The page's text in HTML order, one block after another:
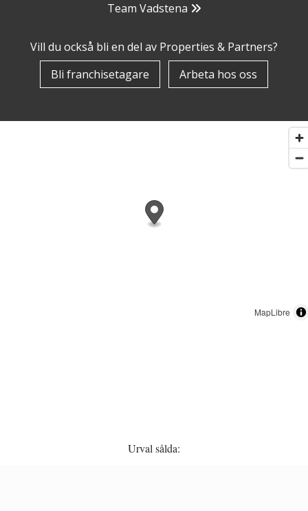
Team Vadstena
Vill du också bli en del av Properties & Partners?
Bli franchisetagare
Arbeta hos oss
MapLibre
Urval sålda: